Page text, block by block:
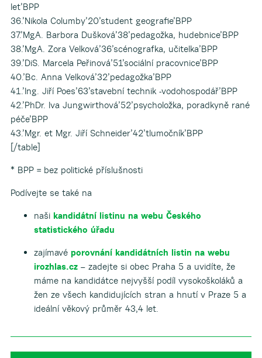
let’BPP
36.’Nikola Columby’20’student geografie’BPP
37.’MgA. Barbora Dušková’38’pedagožka, hudebnice’BPP
38.’MgA. Zora Velková’36’scénografka, učitelka’BPP
39.’DiS. Marcela Peřinová’51’sociální pracovnice’BPP
40.’Bc. Anna Velková’32’pedagožka’BPP
41.’Ing. Jiří Poes’63’stavební technik -vodohospodář’BPP
42.’PhDr. Iva Jungwirthová’52’psycholožka, poradkyně rané
péče’BPP
43.’Mgr. et Mgr. Jiří Schneider’42’tlumočník’BPP
[/table]
* BPP = bez politické příslušnosti
Podívejte se také na
naši kandidátní listinu na webu Českého
statistického úřadu
zajímavé porovnání kandidátních listin na webu
irozhlas.cz– zadejte si obec Praha 5 a uvidíte, že
máme na kandidátce nejvyšší podíl vysokoškoláků a
žen ze všech kandidujících stran a hnutí v Praze 5 a
ideální věkový průměr 43,4 let.